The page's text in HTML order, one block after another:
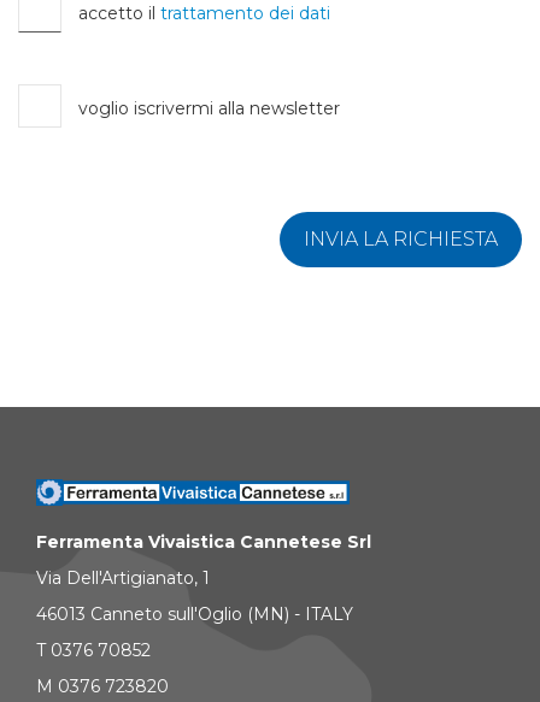
accetto il trattamento dei dati
voglio iscrivermi alla newsletter
INVIA LA RICHIESTA
Ferramenta Vivaistica Cannetese Srl
Via Dell'Artigianato, 1
46013 Canneto sull'Oglio (MN) - ITALY
T 0376 70852
M 0376 723820